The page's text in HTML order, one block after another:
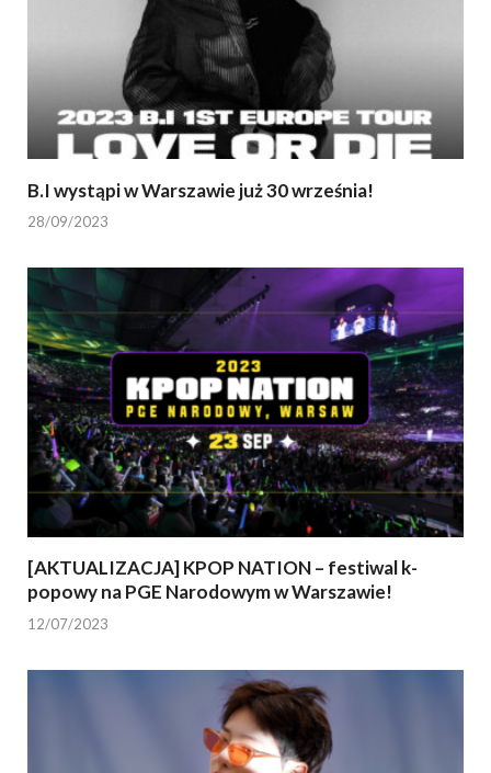
B.I wystąpi w Warszawie już 30 września!
28/09/2023
[AKTUALIZACJA] KPOP NATION – festiwal k-
popowy na PGE Narodowym w Warszawie!
12/07/2023